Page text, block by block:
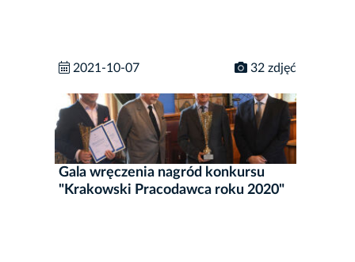
2021-10-07 32 zdjęć
Gala wręczenia nagród konkursu
"Krakowski Pracodawca roku 2020"